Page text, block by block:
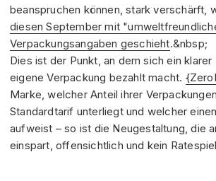
beanspruchen können, stark verschärft,
diesen September mit
Verpackungsangaben geschieht.&nbsp;
Dies ist der Punkt, an dem sich ein klarer
eigene Verpackung bezahlt macht.
Marke, welcher Anteil ihrer
Standardtarif unterliegt und welcher
aufweist – so ist die Neugestaltung, die
einspart, offensichtlich und kein